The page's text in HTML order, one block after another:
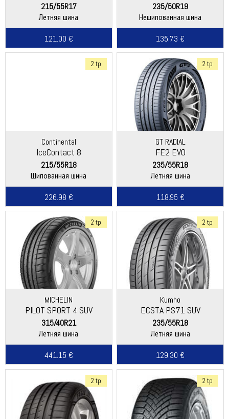
215/55R17
Летняя шина
121.00 €
235/50R19
Нешипованная шина
135.73 €
2 tp
Continental
IceContact 8
215/55R18
Шипованная шина
226.98 €
2 tp
GT RADIAL
FE2 EVO
235/55R18
Летняя шина
118.95 €
2 tp
MICHELIN
PILOT SPORT 4 SUV
315/40R21
Летняя шина
441.15 €
2 tp
Kumho
ECSTA PS71 SUV
235/55R18
Летняя шина
129.30 €
2 tp 2 tp